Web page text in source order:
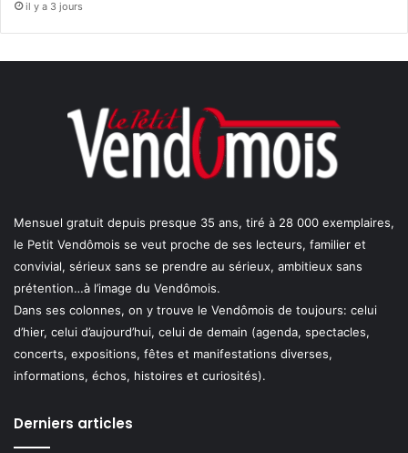
il y a 3 jours
Mensuel gratuit depuis presque 35 ans, tiré à 28 000 exemplaires,
le Petit Vendômois se veut proche de ses lecteurs, familier et
convivial, sérieux sans se prendre au sérieux, ambitieux sans
prétention…à l’image du Vendômois.
Dans ses colonnes, on y trouve le Vendômois de toujours: celui
d’hier, celui d’aujourd’hui, celui de demain (agenda, spectacles,
concerts, expositions, fêtes et manifestations diverses,
informations, échos, histoires et curiosités).
Derniers articles